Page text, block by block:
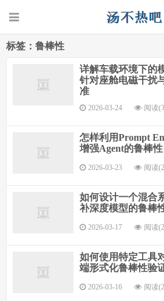
标签：鲁棒性
详解车载环境下的
针对座舱电磁干扰
准
2026-03-24 阅读
怎样利用Prompt
增强Agent的鲁棒性
2026-03-23 阅读
如何设计一个混合
补深度模型的鲁棒
2026-03-17 阅读
如何使用特定工具
端形式化鲁棒性验
2026-03-16 阅读